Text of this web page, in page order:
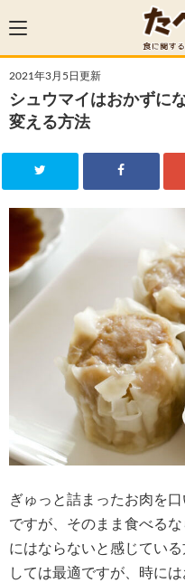
2021年3月5日更新
シュウマイはおかずに
変える方法
ぎゅっと詰まったお肉を
ですが、そのまま食べる
にはならないと感じてい
しては最適ですが、時に